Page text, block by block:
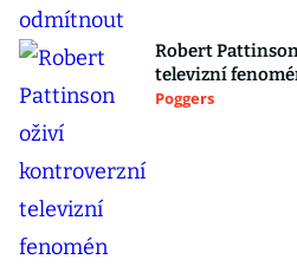
Robert
televizní
Poggers